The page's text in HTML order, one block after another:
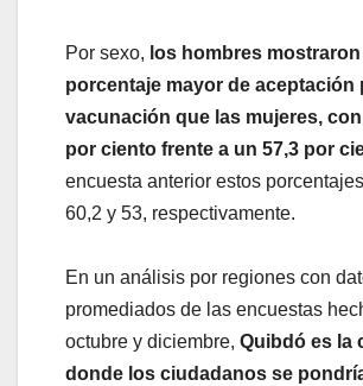
Por sexo, los hombres
porcentaje mayor de aceptación
vacunación que las mujeres,
por ciento frente a un 57,3 por
encuesta anterior estos
60,2 y 53, respectivamente.
En un análisis por regiones con
promediados de las encuestas
octubre y diciembre, Quibdó es la
donde los ciudadanos se